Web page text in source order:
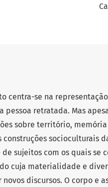
centra-se na
pessoa retratada. Mas
sobre território,
construções socioculturais
sujeitos com os quais se
cuja materialidade e
discursos. O corpo e